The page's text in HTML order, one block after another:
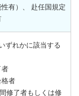
有）、 赴任国規定
れかに該当する
者
修了者もしくは修